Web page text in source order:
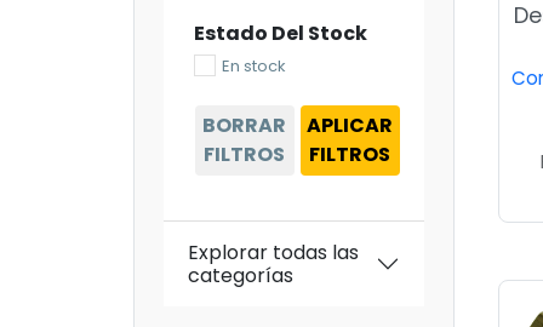
Parsecs
Quick
San Francisco
Siccom
BELNET ERRECOM
Estado Del Stock
En stock
APLICAR
FILTROS
BORRAR
FILTROS
Explorar todas las
categorías